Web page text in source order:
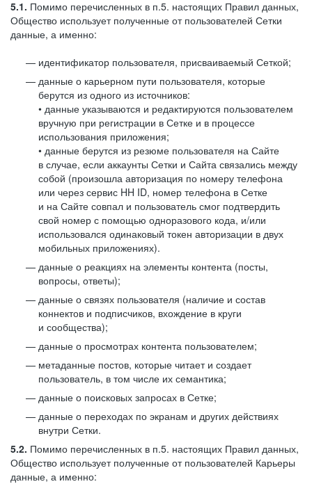
5.1. Помимо перечисленных в п.5. настоящих Правил данных,
Общество использует полученные от пользователей Сетки
данные, а именно:
идентификатор пользователя, присваиваемый Сеткой;
данные о карьерном пути пользователя, которые
берутся из одного из источников:
• данные указываются и редактируются пользователем
вручную при регистрации в Сетке и в процессе
использования приложения;
• данные берутся из резюме пользователя на Сайте
в случае, если аккаунты Сетки и Сайта связались между
собой (произошла авторизация по номеру телефона
или через сервис HH ID, номер телефона в Сетке
и на Сайте совпал и пользователь смог подтвердить
свой номер с помощью одноразового кода, и/или
использовался одинаковый токен авторизации в двух
мобильных приложениях).
данные о реакциях на элементы контента (посты,
вопросы, ответы);
данные о связях пользователя (наличие и состав
коннектов и подписчиков, вхождение в круги
и сообщества);
данные о просмотрах контента пользователем;
метаданные постов, которые читает и создает
пользователь, в том числе их семантика;
данные о поисковых запросах в Сетке;
данные о переходах по экранам и других действиях
внутри Сетки.
5.2. Помимо перечисленных в п.5. настоящих Правил данных,
Общество использует полученные от пользователей Карьеры
данные, а именно: